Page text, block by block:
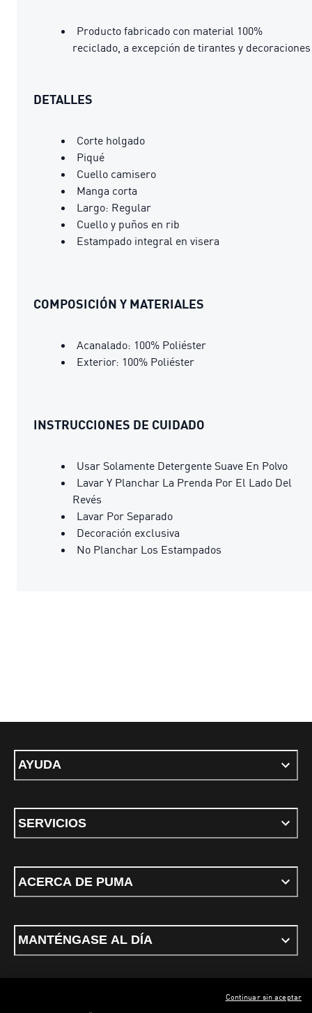
Producto fabricado con material 100%
reciclado, a excepción de tirantes y decoraciones
DETALLES
Corte holgado
Piqué
Cuello camisero
Manga corta
Largo: Regular
Cuello y puños en rib
Estampado integral en visera
COMPOSICIÓN Y MATERIALES
Acanalado: 100% Poliéster
Exterior: 100% Poliéster
INSTRUCCIONES DE CUIDADO
Usar Solamente Detergente Suave En Polvo
Lavar Y Planchar La Prenda Por El Lado Del
Revés
Lavar Por Separado
Decoración exclusiva
No Planchar Los Estampados
AYUDA
SERVICIOS
ACERCA DE PUMA
MANTÉNGASE AL DÍA
Continuar sin aceptar